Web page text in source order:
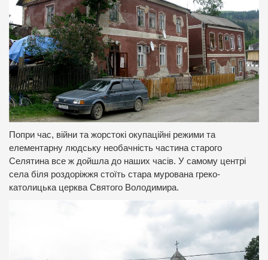
Попри час, війни та жорстокі окупаційні режими та
елементарну людську необачність частина старого
Селятина все ж дойшла до наших часів. У самому центрі
села біля роздоріжжя стоїть стара мурована греко-
католицька церква Святого Володимира.